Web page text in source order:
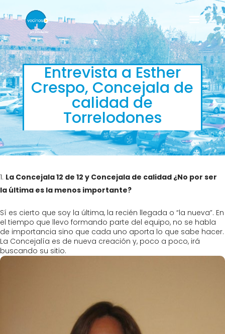
Entrevista a Esther
Crespo, Concejala de
calidad de
Torrelodones
La Concejala 12 de 12 y Concejala de calidad ¿No por ser
la última es la menos importante?
Sí es cierto que soy la última, la recién llegada o “la nueva”. En
el tiempo que llevo formando parte del equipo, no se habla
de importancia sino que cada uno aporta lo que sabe hacer.
La Concejalía es de nueva creación y, poco a poco, irá
buscando su sitio.